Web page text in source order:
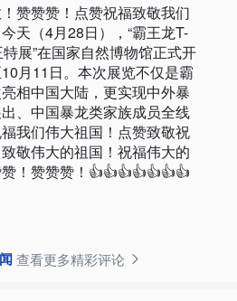
赞赞赞！点赞祝福致敬我们
天（4月28日），“霸王龙T-
展”在国家自然博物馆正式开
月11日。本次展览不仅是霸
相中国大陆，更实现中外暴
、中国暴龙类家族成员全线
我们伟大祖国！点赞致敬祝
敬伟大的祖国！祝福伟大的
！赞赞赞！👍👍👍👍👍👍👍
查看更多精彩评论